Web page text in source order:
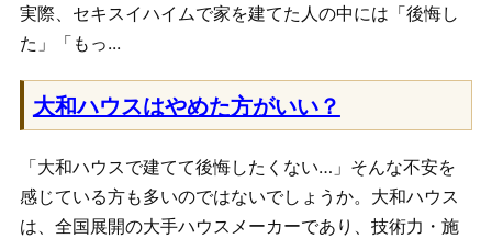
実際、セキスイハイムで家を建てた人の中には「後悔し
た」「もっ...
大和ハウスはやめた方がいい？
「大和ハウスで建てて後悔したくない…」そんな不安を
感じている方も多いのではないでしょうか。大和ハウス
は、全国展開の大手ハウスメーカーであり、技術力・施